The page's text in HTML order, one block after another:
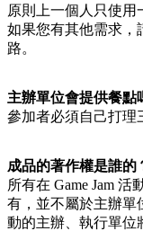
原則上一個人只使用
如果您有其他需求，
路。
主辦單位會提供餐點
參加者必須自己打理
成品的著作權是誰的
所有在 Game Jam
有，並不屬於主辦單
動的主辦、執行單位